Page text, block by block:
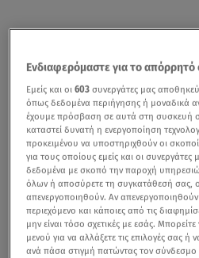
Ενδιαφερόμαστε για το απόρρητό
Εμείς και οι603 συνεργάτες μας
όπως δεδομένα περιήγησης ή μοναδικά
έχουμε πρόσβαση σε αυτά στη συσκευή
καταστεί δυνατή η ενεργοποίηση
προκειμένου να υποστηριχθούν οι
για τους οποίους εμείς και οι συνεργάτες
δεδομένα με σκοπό την παροχή
όλων ή αποσύρετε τη συγκατάθεσή σας,
απενεργοποιηθούν. Αν απενεργοποιηθούν
περιεχόμενο και κάποιες από τις
μην είναι τόσο σχετικές με εσάς.
μενού για να αλλάξετε τις επιλογές σας
ανά πάσα στιγμή πατώντας τον σύνδεσμο